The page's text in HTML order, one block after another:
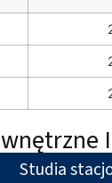
Studia